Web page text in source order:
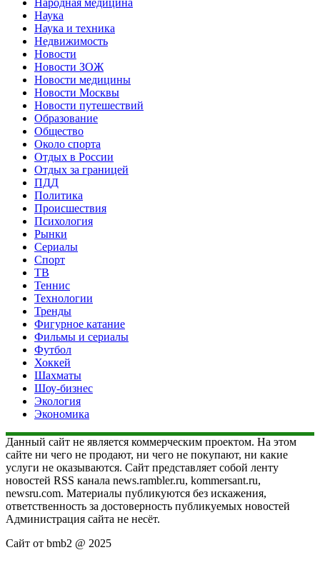
Наука
Наука и техника
Недвижимость
Новости
Новости ЗОЖ
Новости медицины
Новости Москвы
Новости путешествий
Образование
Общество
Около спорта
Отдых в России
Отдых за границей
ПДД
Политика
Происшествия
Психология
Рынки
Сериалы
Спорт
ТВ
Теннис
Технологии
Тренды
Фигурное катание
Фильмы и сериалы
Футбол
Хоккей
Шахматы
Шоу-бизнес
Экология
Экономика
Данный сайт не является коммерческим проектом. На этом
сайте ни чего не продают, ни чего не покупают, ни какие
услуги не оказываются. Сайт представляет собой ленту
новостей RSS канала news.rambler.ru, kommersant.ru,
newsru.com. Материалы публикуются без искажения,
ответственность за достоверность публикуемых новостей
Администрация сайта не несёт.
Сайт от bmb2 @ 2025